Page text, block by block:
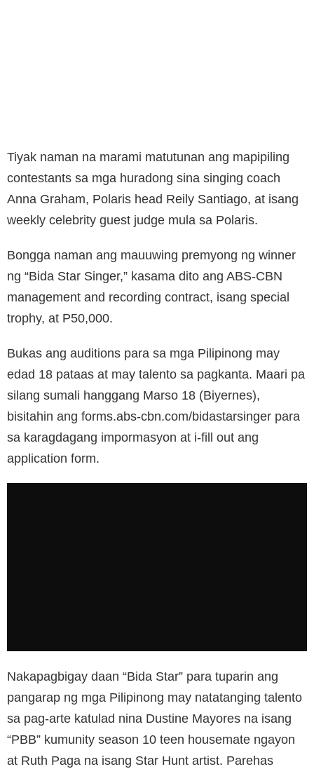
Tiyak naman na marami matutunan ang mapipiling
contestants sa mga huradong sina singing coach
Anna Graham, Polaris head Reily Santiago, at isang
weekly celebrity guest judge mula sa Polaris.
Bongga naman ang mauuwing premyong ng winner
ng “Bida Star Singer,” kasama dito ang ABS-CBN
management and recording contract, isang special
trophy, at P50,000.
Bukas ang auditions para sa mga Pilipinong may
edad 18 pataas at may talento sa pagkanta. Maari pa
silang sumali hanggang Marso 18 (Biyernes),
bisitahin ang forms.abs-cbn.com/bidastarsinger para
sa karagdagang impormasyon at i-fill out ang
application form.
Nakapagbigay daan “Bida Star” para tuparin ang
pangarap ng mga Pilipinong may natatanging talento
sa pag-arte katulad nina Dustine Mayores na isang
“PBB” kumunity season 10 teen housemate ngayon
at Ruth Paga na isang Star Hunt artist. Parehas